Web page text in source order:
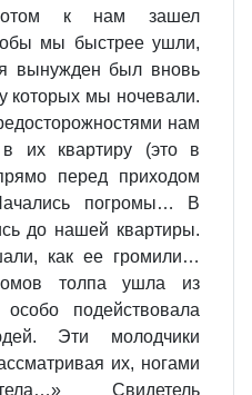
к нам зашел
мы быстрее ушли,
вынужден был вновь
которых мы ночевали.
нам
в их квартиру (это в
перед приходом
погромы… В
до нашей квартиры.
как ее громили…
толпа ушла из
подействовала
Эти молодчики
их, ногами
Свидетель